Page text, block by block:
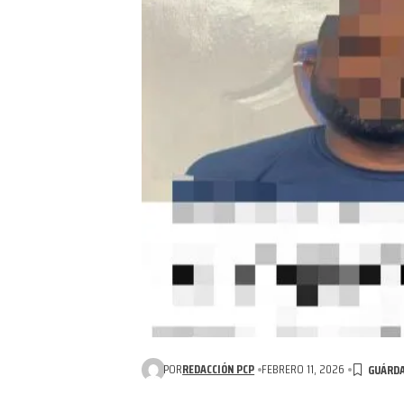
PORREDACCIÓN PCP FEBRERO 11, 2026